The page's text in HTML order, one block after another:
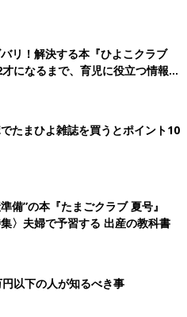
腕のもこもこデザインが
ラボスウェット
リ！解決する本『ひよこクラブ
になるまで、育児に役立つ情報が
たまひよ雑誌を買うとポイント10
備”の本『たまごクラブ 夏号』
集〉夫婦で予習する 出産の教科書
以下の人が知るべき事